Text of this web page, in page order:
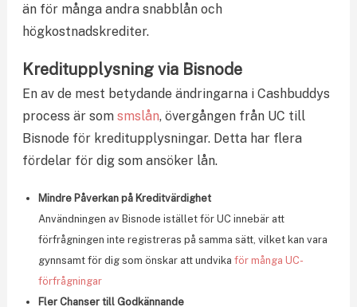
än för många andra snabblån och
högkostnadskrediter.
Kreditupplysning via Bisnode
En av de mest betydande ändringarna i Cashbuddys
process är som smslån, övergången från UC till
Bisnode för kreditupplysningar. Detta har flera
fördelar för dig som ansöker lån.
Mindre Påverkan på Kreditvärdighet
Användningen av Bisnode istället för UC innebär att
förfrågningen inte registreras på samma sätt, vilket kan vara
gynnsamt för dig som önskar att undvika för många UC-
förfrågningar
Fler Chanser till Godkännande